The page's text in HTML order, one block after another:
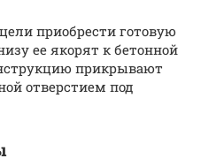
приобрести готовую
ее якорят к бетонной
прикрывают
отверстием под